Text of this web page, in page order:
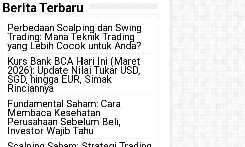
Berita Terbaru
Perbedaan Scalping dan Swing
Trading: Mana Teknik Trading
yang Lebih Cocok untuk Anda?
Kurs Bank BCA Hari Ini (Maret
2026): Update Nilai Tukar USD,
SGD, hingga EUR, Simak
Rinciannya
Fundamental Saham: Cara
Membaca Kesehatan
Perusahaan Sebelum Beli,
Investor Wajib Tahu